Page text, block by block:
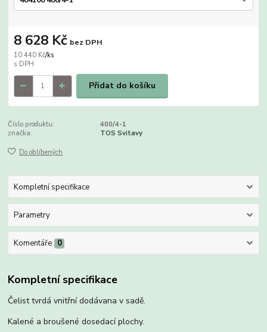
10 440 Kč/ks
8 628 Kč bez DPH
Přidat do košíku
Číslo produktu:
400/4-1
značka:
TOS Svitavy
Do oblíbených
Kompletní specifikace
Parametry
Komentáře 0
Kompletní specifikace
Čelist tvrdá vnitřní dodávana v sadě.
Kalené a broušené dosedací plochy.